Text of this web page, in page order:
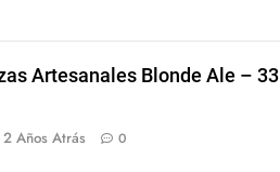
Artesanales Blonde Ale – 33
2 Años Atrás 0